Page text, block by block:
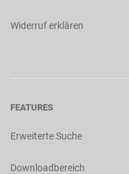
Widerruf erklären
FEATURES
Erweiterte Suche
Downloadbereich